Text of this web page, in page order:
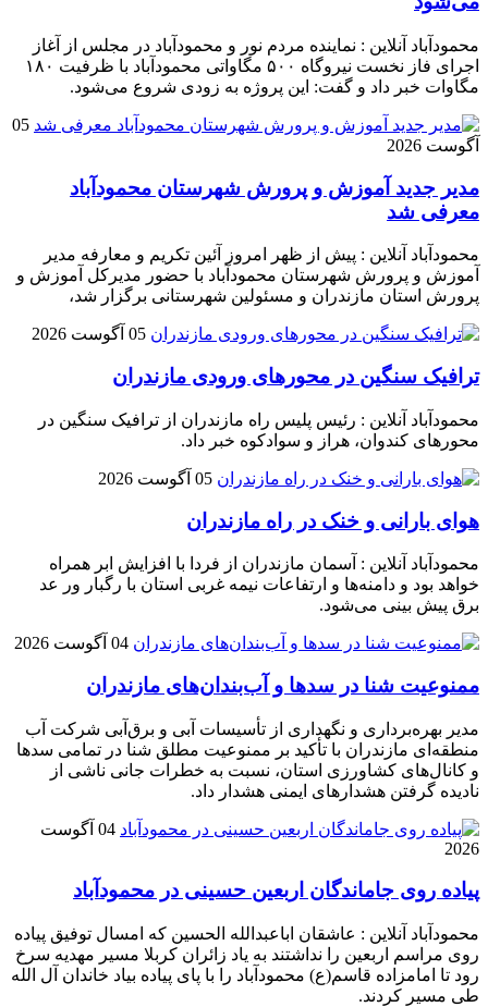
محمودآباد آنلاین : نماینده مردم نور و محمودآباد در مجلس از آغاز
اجرای فاز نخست نیروگاه ۵۰۰ مگاواتی محمودآباد با ظرفیت ۱۸۰
مگاوات خبر داد و گفت: این پروژه به زودی شروع می‌شود.
05
آگوست 2026
مدیر جدید آموزش و پرورش شهرستان محمودآباد
معرفی شد
محمودآباد آنلاین : پیش از ظهر امروز آئین تکریم و معارفه مدیر
آموزش و پرورش شهرستان محمودآباد با حضور مدیرکل آموزش و
پرورش استان مازندران و مسئولین شهرستانی برگزار شد،
05 آگوست 2026
ترافیک سنگین در محور‌های ورودی مازندران
محمودآباد آنلاین : رئیس پلیس راه مازندران از ترافیک سنگین در
محور‌های کندوان، هراز و سوادکوه خبر داد.
05 آگوست 2026
هوای بارانی و خنک در راه مازندران
محمودآباد آنلاین : آسمان مازندران از فردا با افزایش ابر همراه
خواهد بود و دامنه‌ها و ارتفاعات نیمه غربی استان با رگبار ور عد
برق پیش بینی می‌شود.
04 آگوست 2026
ممنوعیت شنا در سدها و آب‌بندان‌‌های مازندران
مدیر بهره‌برداری و نگهداری از تأسیسات آبی و برق‌آبی شرکت آب
منطقه‌ای مازندران با تأکید بر ممنوعیت مطلق شنا در تمامی سدها
و کانال‌های کشاورزی استان، نسبت به خطرات جانی ناشی از
نادیده گرفتن هشدارهای ایمنی هشدار داد.
04 آگوست
2026
پیاده روی جاماندگان اربعین حسینی در محمودآباد
محمودآباد آنلاین : عاشقان اباعبدالله الحسین که امسال توفیق پیاده
روی مراسم اربعین را نداشتند به یاد زائران کربلا مسیر مهدیه سرخ
رود تا امامزاده قاسم(ع) محمودآباد را با پای پیاده بیاد خاندان آل الله
طی مسیر کردند.